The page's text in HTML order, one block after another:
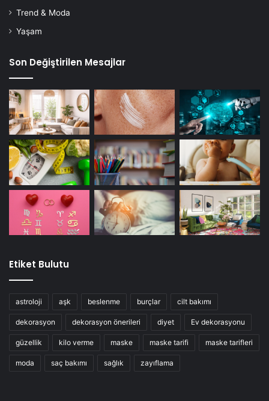
Trend & Moda
Yaşam
Son Değiştirilen Mesajlar
Etiket Bulutu
astroloji aşk beslenme burçlar cilt bakımı
dekorasyon dekorasyon önerileri diyet Ev dekorasyonu
güzellik kilo verme maske maske tarifi maske tarifleri
moda saç bakımı sağlık zayıflama